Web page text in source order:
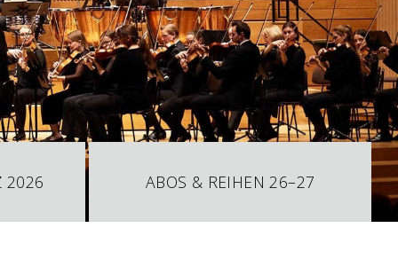
2026 ABOS & REIHEN 26–27